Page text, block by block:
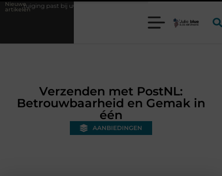
Nieuwe
artikelen
productieproces?
Verzenden met PostNL:
Betrouwbaarheid en Gemak in
één
AANBIEDINGEN